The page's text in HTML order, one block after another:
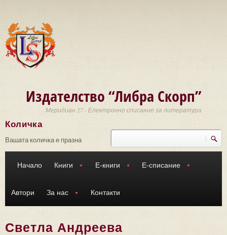
Издателство “Либра Скорп”
Меридиан 27 - Електронно списание за литература
Търси
Количка
Вашата количка е празна
Начало Книги Е-книги Е-списание
Автори За нас Контакти
Светла Андреева